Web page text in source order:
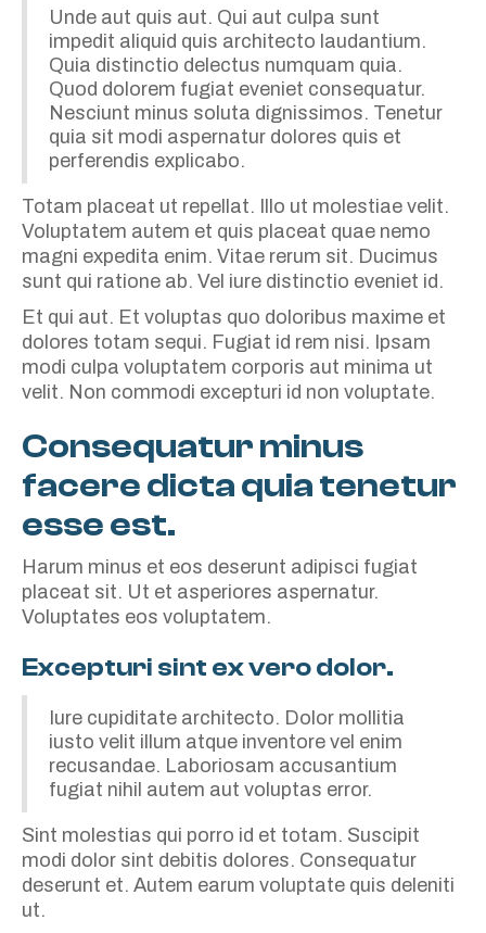
Unde aut quis aut. Qui aut culpa sunt
impedit aliquid quis architecto laudantium.
Quia distinctio delectus numquam quia.
Quod dolorem fugiat eveniet consequatur.
Nesciunt minus soluta dignissimos. Tenetur
quia sit modi aspernatur dolores quis et
perferendis explicabo.
Totam placeat ut repellat. Illo ut molestiae velit.
Voluptatem autem et quis placeat quae nemo
magni expedita enim. Vitae rerum sit. Ducimus
sunt qui ratione ab. Vel iure distinctio eveniet id.
Et qui aut. Et voluptas quo doloribus maxime et
dolores totam sequi. Fugiat id rem nisi. Ipsam
modi culpa voluptatem corporis aut minima ut
velit. Non commodi excepturi id non voluptate.
Consequatur minus
facere dicta quia tenetur
esse est.
Harum minus et eos deserunt adipisci fugiat
placeat sit. Ut et asperiores aspernatur.
Voluptates eos voluptatem.
Excepturi sint ex vero dolor.
Iure cupiditate architecto. Dolor mollitia
iusto velit illum atque inventore vel enim
recusandae. Laboriosam accusantium
fugiat nihil autem aut voluptas error.
Sint molestias qui porro id et totam. Suscipit
modi dolor sint debitis dolores. Consequatur
deserunt et. Autem earum voluptate quis deleniti
ut.